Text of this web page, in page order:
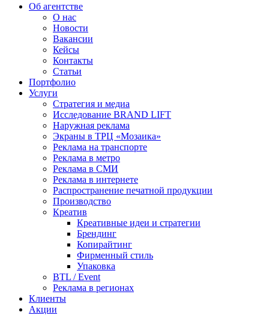
Об агентстве
О нас
Новости
Вакансии
Кейсы
Контакты
Статьи
Портфолио
Услуги
Стратегия и медиа
Исследование BRAND LIFT
Наружная реклама
Экраны в ТРЦ «Мозаика»
Реклама на транспорте
Реклама в метро
Реклама в СМИ
Реклама в интернете
Распространение печатной продукции
Производство
Креатив
Креативные идеи и стратегии
Брендинг
Копирайтинг
Фирменный стиль
Упаковка
BTL / Event
Реклама в регионах
Клиенты
Акции